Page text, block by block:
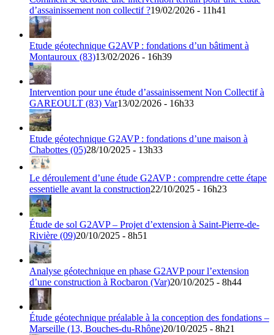
d’assainissement non collectif ?19/02/2026 - 11h41
Etude géotechnique G2AVP : fondations d’un bâtiment à
Montauroux (83)13/02/2026 - 16h39
Intervention pour une étude d’assainissement Non Collectif à
GAREOULT (83) Var13/02/2026 - 16h33
Etude géotechnique G2AVP : fondations d’une maison à
Chabottes (05)28/10/2025 - 13h33
Le déroulement d’une étude G2AVP : comprendre cette étape
essentielle avant la construction22/10/2025 - 16h23
Étude de sol G2AVP – Projet d’extension à Saint-Pierre-de-
Rivière (09)20/10/2025 - 8h51
Analyse géotechnique en phase G2AVP pour l’extension
d’une construction à Rocbaron (Var)20/10/2025 - 8h44
Étude géotechnique préalable à la conception des fondations –
Marseille (13, Bouches-du-Rhône)20/10/2025 - 8h21